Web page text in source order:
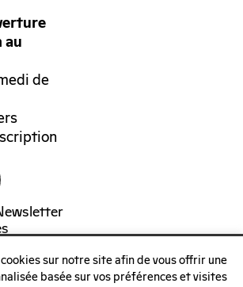
au
de
sur notre site afin de vous offrir une
basée sur vos préférences et visites